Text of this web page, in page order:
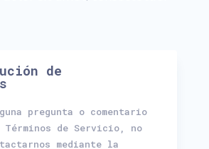
de
pregunta o comentario
Términos de Servicio, no
mediante la